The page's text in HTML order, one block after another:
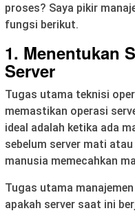
proses? Saya pikir
fungsi berikut.
1. Menentukan
Server
Tugas utama teknisi
memastikan operasi
ideal adalah ketika ada
sebelum server mati
manusia memecahkan
Tugas utama
apakah server saat ini